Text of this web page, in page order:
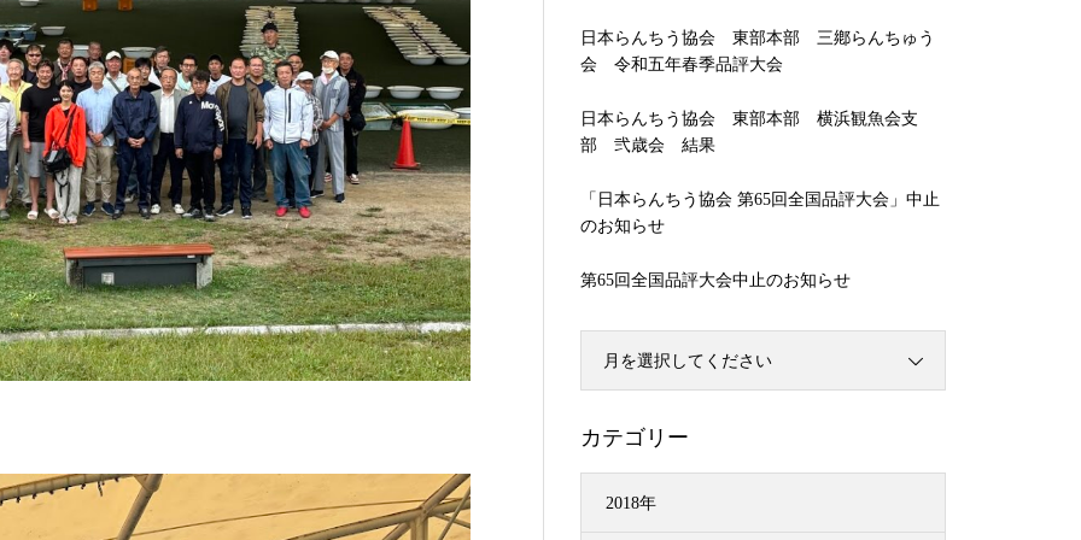
日本らんちう協会 東部本部 三鄕らんちゅう
会 令和五年春季品評大会
日本らんちう協会 東部本部 横浜観魚会支
部 弐歳会 結果
「日本らんちう協会 第65回全国品評大会」中止
のお知らせ
第65回全国品評大会中止のお知らせ
月を選択してください
カテゴリー
2018年